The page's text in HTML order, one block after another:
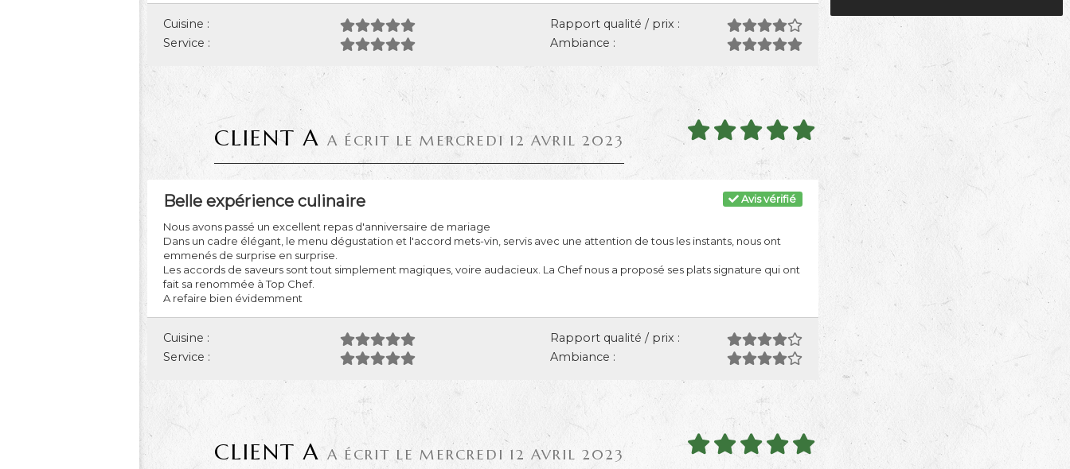
Cuisine :
Rapport qualité / prix :
Service :
Ambiance :
CLIENT A A ÉCRIT LE MERCREDI 12 AVRIL 2023
Avis vérifié
Belle expérience culinaire
Nous avons passé un excellent repas d'anniversaire de mariage
Dans un cadre élégant, le menu dégustation et l'accord mets-vin, servis avec une attention de tous les instants, nous ont
emmenés de surprise en surprise.
Les accords de saveurs sont tout simplement magiques, voire audacieux. La Chef nous a proposé ses plats signature qui ont
fait sa renommée à Top Chef.
A refaire bien évidemment
Cuisine :
Rapport qualité / prix :
Service :
Ambiance :
CLIENT A A ÉCRIT LE MERCREDI 12 AVRIL 2023